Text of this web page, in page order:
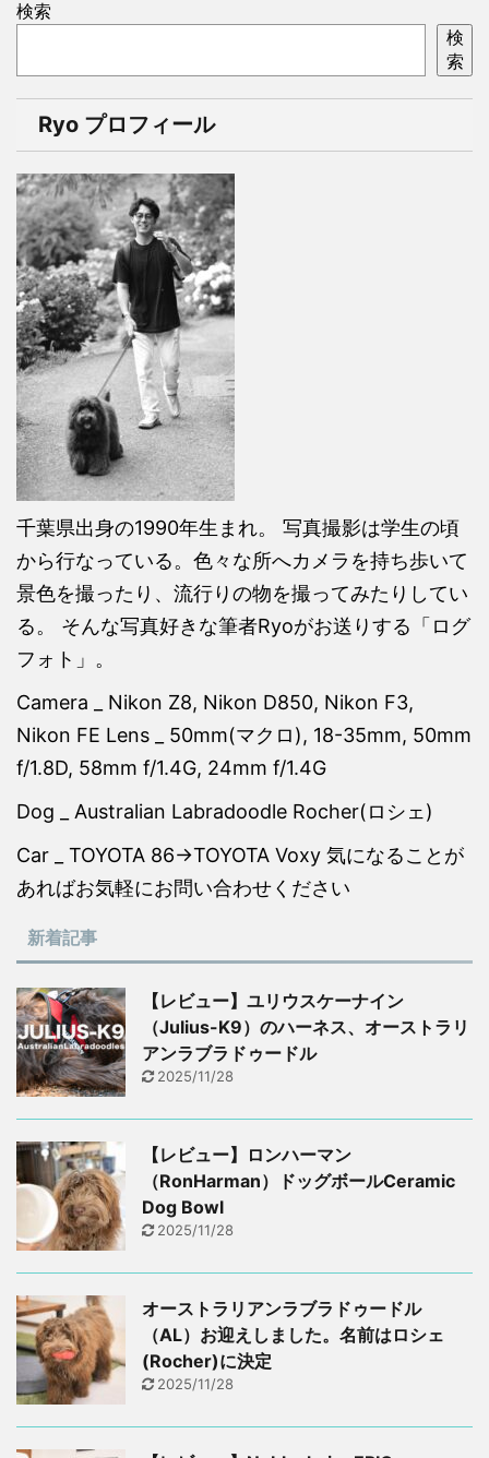
検索
検
索
Ryo プロフィール
千葉県出身の1990年生まれ。 写真撮影は学生の頃
から行なっている。色々な所へカメラを持ち歩いて
景色を撮ったり、流行りの物を撮ってみたりしてい
る。 そんな写真好きな筆者Ryoがお送りする「ログ
フォト」。
Camera _ Nikon Z8, Nikon D850, Nikon F3,
Nikon FE Lens _ 50mm(マクロ), 18-35mm, 50mm
f/1.8D, 58mm f/1.4G, 24mm f/1.4G
Dog _ Australian Labradoodle Rocher(ロシェ)
Car _ TOYOTA 86→TOYOTA Voxy 気になることが
あればお気軽にお問い合わせください
新着記事
【レビュー】ユリウスケーナイン
（Julius-K9）のハーネス、オーストラリ
アンラブラドゥードル
2025/11/28
【レビュー】ロンハーマン
（RonHarman）ドッグボールCeramic
Dog Bowl
2025/11/28
オーストラリアンラブラドゥードル
（AL）お迎えしました。名前はロシェ
(Rocher)に決定
2025/11/28